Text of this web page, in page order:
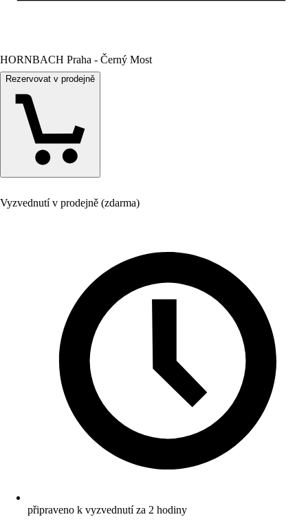
HORNBACH Praha - Černý Most
Rezervovat v prodejně
Vyzvednutí v prodejně (zdarma)
připraveno k vyzvednutí za 2 hodiny